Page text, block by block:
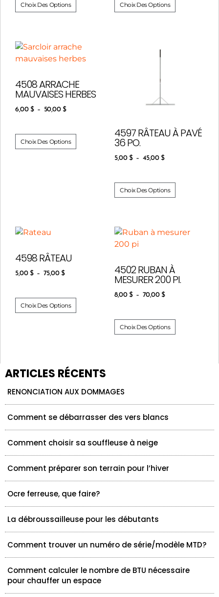
Choix Des Options Choix Des Options
4508 ARRACHE
MAUVAISES HERBES
6,00 $ – 50,00 $
Choix Des Options
4597 RÂTEAU À PAVÉ
36 PO.
5,00 $ – 45,00 $
Choix Des Options
4598 RÂTEAU
5,00 $ – 75,00 $
Choix Des Options
4502 RUBAN À
MESURER 200 PI.
8,00 $ – 70,00 $
Choix Des Options
ARTICLES RÉCENTS
RENONCIATION AUX DOMMAGES
Comment se débarrasser des vers blancs
Comment choisir sa souffleuse à neige
Comment préparer son terrain pour l’hiver
Ocre ferreuse, que faire?
La débroussailleuse pour les débutants
Comment trouver un numéro de série/modèle MTD?
Comment calculer le nombre de BTU nécessaire
pour chauffer un espace